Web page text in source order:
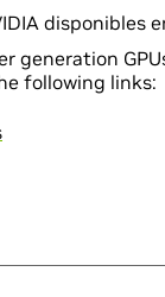
disponibles
generation
following links: